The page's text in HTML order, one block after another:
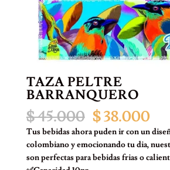
TAZA PELTRE
BARRANQUERO
$45.000 El
precio
original
era:
$38.000El
es:
Tus bebidas ahora puden ir con un
colombiano y emocionando tu dia,
son perfectas para bebidas frias o